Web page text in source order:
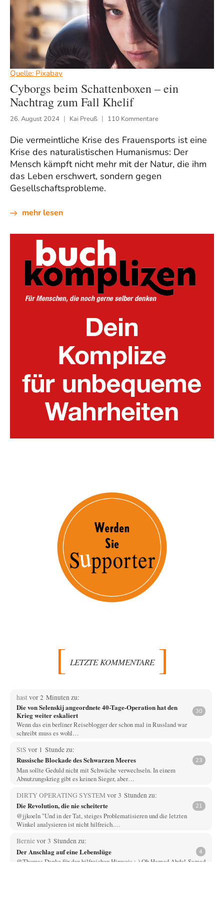
Quelle: Pixabay
Cyborgs beim Schattenboxen – ein
Nachtrag zum Fall Khelif
26. August 2024 Kai Preuß 110 Kommentare
Die vermeintliche Krise des Frauensports ist eine
Krise des naturalistischen Humanismus: Der
Mensch kämpft nicht mehr mit der Natur, die ihm
das Leben erschwert, sondern gegen
Gesellschaftsprobleme.
mehr lesen
LETZTE KOMMENTARE
hast vor 2 Minuten zu:
Die von Selenskij angeordnete 40-Tage-Operation hat den
Krieg weiter eskaliert
30
Wenn das ein berliner Reiseblogger der schon mal in Russland war
schreibt muss es wohl…
StS vor 1 Stunde zu:
Russische Blockade des Schwarzen Meeres 23
Man sollte Geduld nicht mit Schwäche verwechseln. In einem
Abnutzungskrieg gibt es keinen Sieger, aber…
DIRTY OPERATING SYSTEMvor 3 Stunden zu:
Die Revolution, die nie scheiterte 21
@jjkoeln "Und in der Tat, steiges Problematisieren und die letzten
Winkel analysieren ist nicht hilfreich.…
Bernievor 3 Stunden zu:
Der Anschlag auf eine Lebenslüge 4
@Thomas Danke für den hilfreichen Hinweis ;-) Ob Hamed Abdel-Samad